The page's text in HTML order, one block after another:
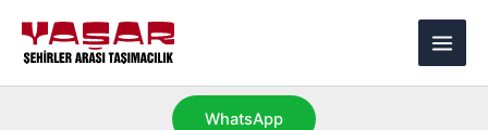
atla
Main
WhatsApp